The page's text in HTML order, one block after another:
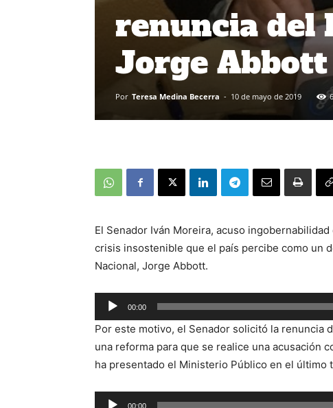
renuncia del
Jorge Abbott
Por Teresa Medina Becerra - 10 de mayo de 2019
El Senador Iván Moreira, acuso
crisis insostenible que el país percibe como un
Nacional, Jorge Abbott.
Reproductor
de
audio
00:00
Por este motivo, el Senador solicitó la renuncia
una reforma para que se realice una acusación
ha presentado el Ministerio Público en el último
Reproductor
00:00